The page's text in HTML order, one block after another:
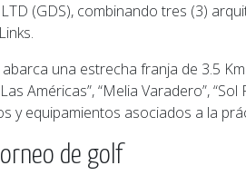
(GDS), combinando tres (3)
una estrecha franja de 3.5
Américas”, “Melia Varadero”,
y equipamientos asociados a la
de golf